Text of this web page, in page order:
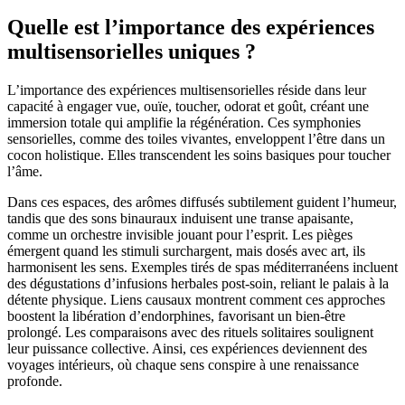
Quelle est l’importance des expériences
multisensorielles uniques ?
L’importance des expériences multisensorielles réside dans leur
capacité à engager vue, ouïe, toucher, odorat et goût, créant une
immersion totale qui amplifie la régénération. Ces symphonies
sensorielles, comme des toiles vivantes, enveloppent l’être dans un
cocon holistique. Elles transcendent les soins basiques pour toucher
l’âme.
Dans ces espaces, des arômes diffusés subtilement guident l’humeur,
tandis que des sons binauraux induisent une transe apaisante,
comme un orchestre invisible jouant pour l’esprit. Les pièges
émergent quand les stimuli surchargent, mais dosés avec art, ils
harmonisent les sens. Exemples tirés de spas méditerranéens incluent
des dégustations d’infusions herbales post-soin, reliant le palais à la
détente physique. Liens causaux montrent comment ces approches
boostent la libération d’endorphines, favorisant un bien-être
prolongé. Les comparaisons avec des rituels solitaires soulignent
leur puissance collective. Ainsi, ces expériences deviennent des
voyages intérieurs, où chaque sens conspire à une renaissance
profonde.